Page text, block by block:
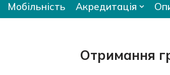
Мобільність
Акредитація
Отримання